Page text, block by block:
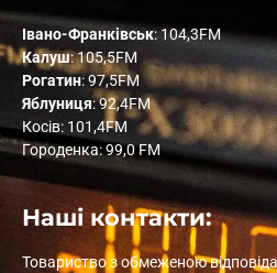
Івано-Франківськ: 104,3FM
Калуш: 105,5FM
Рогатин: 97,5FM
Яблуниця: 92,4FM
Косів: 101,4FM
Городенка: 99,0 FM
Наші контакти:
Товариство з обмеженою